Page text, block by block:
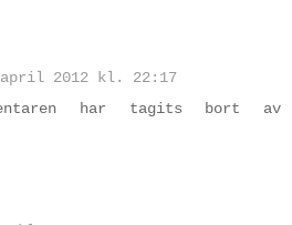
april 2012 kl. 22:17
har tagits bort av